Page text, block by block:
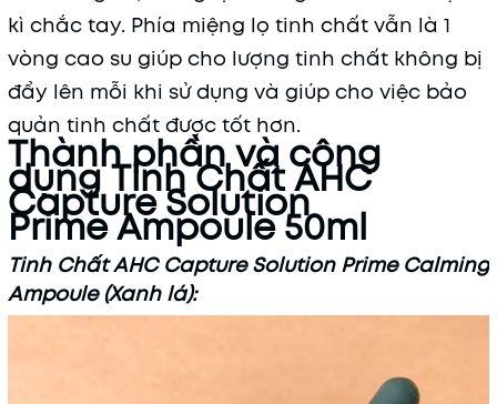
kì chắc tay. Phía miệng lọ tinh chất vẫn là 1
vòng cao su giúp cho lượng tinh chất không bị
đẩy lên mỗi khi sử dụng và giúp cho việc bảo
quản tinh chất được tốt hơn.
Thành phần và công
dụng Tinh Chất AHC
Capture Solution
Prime Ampoule 50ml
Tinh Chất AHC Capture Solution Prime Calming
Ampoule (Xanh lá):